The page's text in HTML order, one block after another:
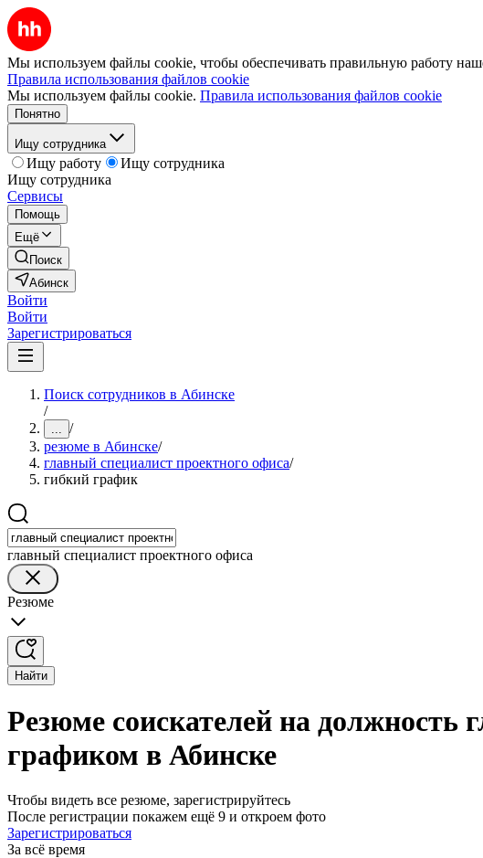
Мы используем файлы cookie, чтобы обеспечивать правильную работу
Правила использования файлов cookie
Мы используем файлы cookie. Правила использования файлов cookie
Понятно
Ищу сотрудника
Ищу работу
Ищу сотрудника
Ищу сотрудника
Сервисы
Помощь
Ещё
Поиск
Абинск
Войти
Войти
Зарегистрироваться
Поиск сотрудников в Абинске
/
... /
резюме в Абинске/
главный специалист проектного офиса/
гибкий график
главный специалист проектного офиса
Резюме
Найти
Резюме соискателей на должность
графиком в Абинске
Чтобы видеть все резюме, зарегистрируйтесь
После регистрации покажем ещё 9 и откроем фото
Зарегистрироваться
За всё время